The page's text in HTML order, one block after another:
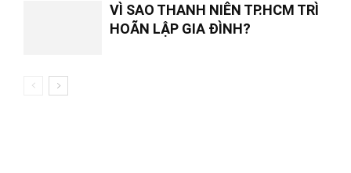
VÌ SAO THANH NIÊN TP.HCM TRÌ
HOÃN LẬP GIA ĐÌNH?